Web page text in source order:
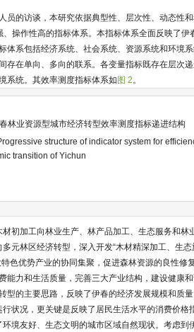
员的访谈，本研究依据典型性、层次性、动态性
操作性高的指标体系。本指标体系全面反映了伊
体系包括经济系统、社会系统、资源系统和环境
存在单向、多向的联系。各变量指标既存在层次
系统。其效率测度指标体系如 图 2。
林业资源型城市经济转型效率测度指标递进结构
structure of indicator system for
transition of Yichun
初加工向林业生产、林产品加工、生态服务和林
元林区经济转型，深入开发“木材精深加工、生
色优势产业的协同集聚，促进森林资源的良性修
力和生活质量，完善三大产业结构，建设健康和
型的主要思路，反映了伊春的经济发展规模和质
状况，更关键是反映了居民生活水平的消费价格
境友好、生态文明的城市区域自然现状。考虑到